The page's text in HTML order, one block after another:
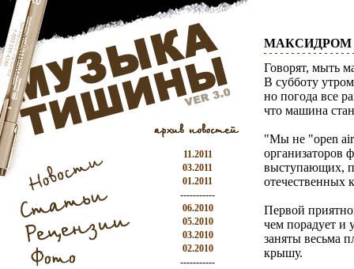
11.2011
03.2011
01.2011
-----------
06.2010
05.2010
03.2010
02.2010
-----------
МАКСИДРОМ
Говорят, мыть
В субботу
но погода все
что машина
"Мы не "open
организаторов
выступающих,
отечественных
Первой
чем порадует
заняты весьма
крышу.